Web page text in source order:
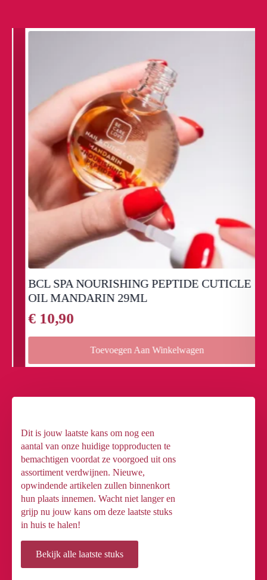
BCL SPA NOURISHING PEPTIDE CUTICLE
OIL MANDARIN 29ML
10,90
Toevoegen Aan Winkelwagen
Dit is jouw laatste kans om nog een
aantal van onze huidige topproducten te
bemachtigen voordat ze voorgoed uit ons
assortiment verdwijnen. Nieuwe,
opwindende artikelen zullen binnenkort
hun plaats innemen. Wacht niet langer en
grijp nu jouw kans om deze laatste stuks
in huis te halen!
Bekijk alle laatste stuks